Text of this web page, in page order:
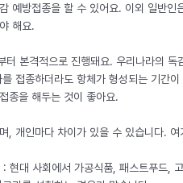
예방접종을 할 수 있어요. 이외 일반인
해요.
터 본격적으로 진행돼요. 우리나라의 독
접종하더라도 항체가 형성되는 기간
종을 해두는 것이 좋아요.
, 개인마다 차이가 있을 수 있습니다.
현대 사회에서 가공식품, 패스트푸드,